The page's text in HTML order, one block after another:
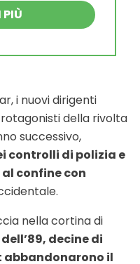
PIÙ
i nuovi dirigenti
della rivolta
successivo,
controlli di polizia e
confine con
nella cortina di
decine di
abbandonarono il